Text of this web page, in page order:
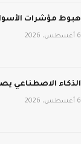
هبوط مؤشرات
6 أغسطس، 2026
الذكاء الاصطناعي
6 أغسطس، 2026